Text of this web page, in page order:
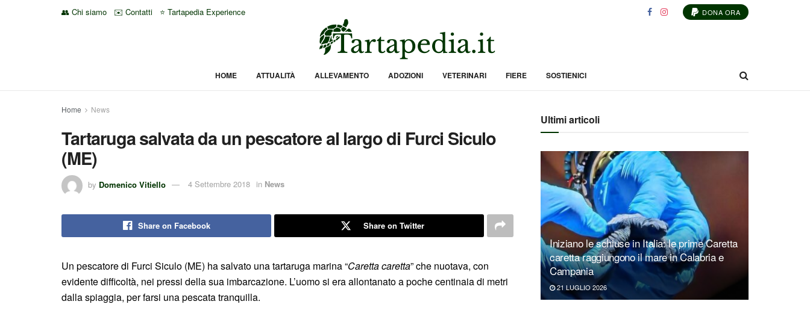
👥 Chi siamo ✉️ Contatti ⭐ Tartapedia Experience DONA ORA
HOME ATTUALITÀ ALLEVAMENTO ADOZIONI VETERINARI FIERE SOSTIENICI
Home News
Tartaruga salvata da un pescatore al largo di Furci Siculo
(ME)
by Domenico Vitiello 4 Settembre 2018 in News
Share on Facebook Share on Twitter
Un pescatore di Furci Siculo (ME) ha salvato una tartaruga marina “Caretta caretta” che nuotava, con
evidente difficoltà, nei pressi della sua imbarcazione. L’uomo si era allontanato a poche centinaia di metri
dalla spiaggia, per farsi una pescata tranquilla.
Ultimi articoli
Iniziano le schiuse in Italia: le prime Caretta
caretta raggiungono il mare in Calabria e
Campania
21 LUGLIO 2026